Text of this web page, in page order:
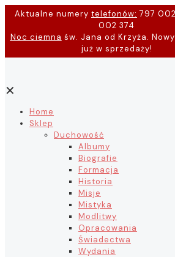
Aktualne numery telefonów: 797
002 374
Noc ciemna św. Jana od Krzyża.
już w sprzedaży!
✕
Home
Sklep
Duchowość
Albumy
Biografie
Formacja
Historia
Misje
Mistyka
Modlitwy
Opracowania
Świadectwa
Wydania